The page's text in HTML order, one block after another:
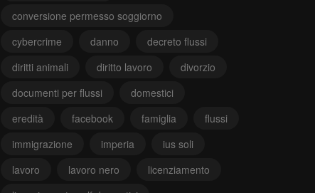
conversione permesso soggiorno
cybercrime
danno
decreto flussi
diritti animali
diritto lavoro
divorzio
documenti per flussi
domestici
eredità
facebook famiglia
flussi
immigrazione
imperia
ius soli
lavoro
lavoro nero
licenziamento